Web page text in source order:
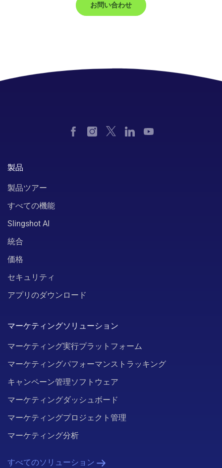
お問い合わせ
製品
製品ツアー
すべての機能
Slingshot AI
統合
価格
セキュリティ
アプリのダウンロード
マーケティングソリューション
マーケティング実行プラットフォーム
マーケティングパフォーマンストラッキング
キャンペーン管理ソフトウェア
マーケティングダッシュボード
マーケティングプロジェクト管理
マーケティング分析
すべてのソリューション